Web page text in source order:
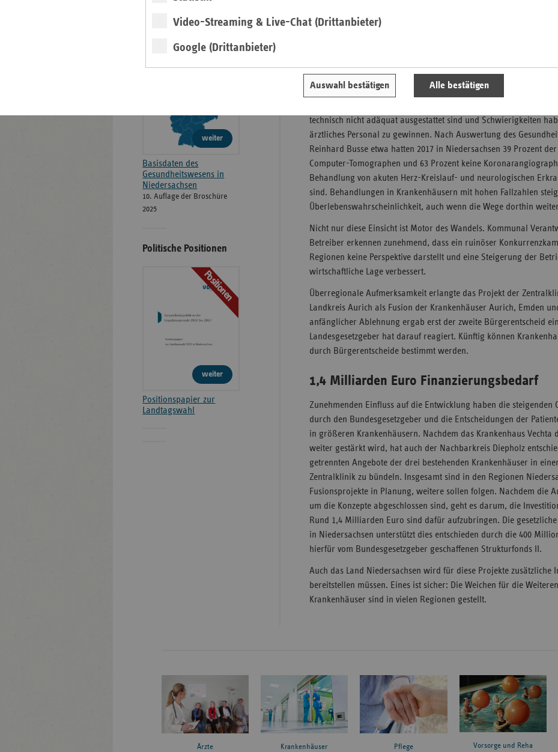
Video-Streaming & Live-Chat (Drittanbieter)
Google (Drittanbieter)
Auswahl bestätigen Alle bestätigen
Diskussion.
Wie ist die Analyse? Deutschland hat im internationalen Vergleich
Krankenhauskapazitäten. Gleichzeitig verteilt sich die Zahl der
technisch nicht adäquat ausgestattet sind und Schwierigkeiten
ärztliches Personal zu gewinnen. Nach Auswertung des
Reinhard Busse etwa hatten 2017 in Niedersachsen 39 Prozent
Computer-Tomographen und 63 Prozent keine
Behandlung von akuten Herz-Kreislauf- und neurologischen
sind. Behandlungen in Krankenhäusern mit hohen Fallzahlen
Überlebenswahrscheinlichkeit, auch wenn die Wege dorthin
Nicht nur diese Einsicht ist Motor des Wandels. Kommunal
Betreiber erkennen zunehmend, dass ein ruinöser
Regionen keine Perspektive darstellt und eine Steigerung der
wirtschaftliche Lage verbessert.
Überregionale Aufmerksamkeit erlangte das Projekt der
Landkreis Aurich als Fusion der Krankenhäuser Aurich, Emden
anfänglicher Ablehnung ergab erst der zweite Bürgerentscheid
Landesgesetzgeber hat darauf reagiert. Künftig können
durch Bürgerentscheide bestimmt werden.
1,4 Milliarden Euro Finanzierungsbedarf
Zunehmenden Einfluss auf die Entwicklung haben die steigenden
durch den Bundesgesetzgeber und die Entscheidungen der
in größeren Krankenhäusern. Nachdem das Krankenhaus Vechta
weiter gestärkt wird, hat auch der Nachbarkreis Diepholz
getrennten Angebote der drei bestehenden Krankenhäuser in
Zentralklinik zu bündeln. Insgesamt sind in den Regionen
Fusionsprojekte in Planung, weitere sollen folgen. Nachdem die
um die Konzepte abgeschlossen sind, geht es darum, die
Rund 1,4 Milliarden Euro sind dafür aufzubringen. Die
in Niedersachsen unterstützt dies entschieden durch die 400
hierfür vom Bundesgesetzgeber geschaffenen Strukturfonds II.
Auch das Land Niedersachsen wird für diese Projekte zusätzliche
bereitstellen müssen. Eines ist sicher: Die Weichen für die
Krankenhäuser sind in vielen Regionen gestellt.
Niedersachsen -
Zahlen, Daten, Fakten
2025/2026
weiter
Basisdaten des
Gesundheitswesens in
Niedersachsen
10. Auflage der Broschüre
2025
Politische Positionen
Positionen
weiter
Positionspapier zur
Landtagswahl
Ärzte Krankenhäuser Pflege Vorsorge und Reha